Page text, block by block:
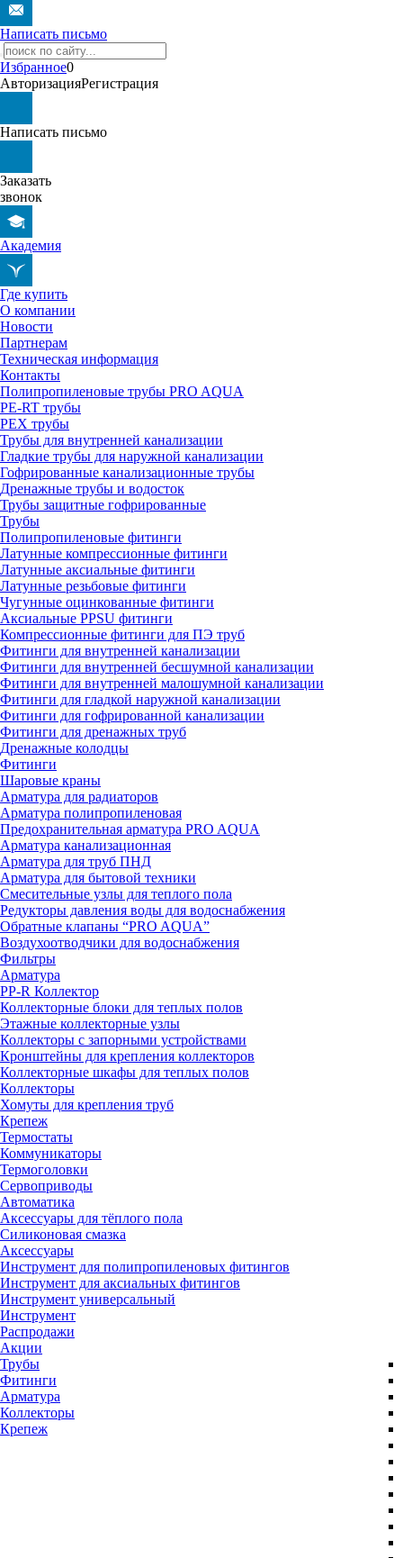
Написать письмо
Избранное0
АвторизацияРегистрация
Написать письмо
Заказать
звонок
Академия
Где купить
О компании
Новости
Партнерам
Техническая информация
Контакты
Полипропиленовые трубы PRO AQUA
PE-RT трубы
PEX трубы
Трубы для внутренней канализации
Гладкие трубы для наружной канализации
Гофрированные канализационные трубы
Дренажные трубы и водосток
Трубы защитные гофрированные
Трубы
Полипропиленовые фитинги
Латунные компрессионные фитинги
Латунные аксиальные фитинги
Латунные резьбовые фитинги
Чугунные оцинкованные фитинги
Аксиальные PPSU фитинги
Компрессионные фитинги для ПЭ труб
Фитинги для внутренней канализации
Фитинги для внутренней бесшумной канализации
Фитинги для внутренней малошумной канализации
Фитинги для гладкой наружной канализации
Фитинги для гофрированной канализации
Фитинги для дренажных труб
Дренажные колодцы
Фитинги
Шаровые краны
Арматура для радиаторов
Арматура полипропиленовая
Предохранительная арматура PRO AQUA
Арматура канализационная
Арматура для труб ПНД
Арматура для бытовой техники
Смесительные узлы для теплого пола
Редукторы давления воды для водоснабжения
Обратные клапаны “PRO AQUA”
Воздухоотводчики для водоснабжения
Фильтры
Арматура
PP-R Коллектор
Коллекторные блоки для теплых полов
Этажные коллекторные узлы
Коллекторы с запорными устройствами
Кронштейны для крепления коллекторов
Коллекторные шкафы для теплых полов
Коллекторы
Хомуты для крепления труб
Крепеж
Термостаты
Коммуникаторы
Термоголовки
Сервоприводы
Автоматика
Аксессуары для тёплого пола
Силиконовая смазка
Аксессуары
Инструмент для полипропиленовых фитингов
Инструмент для аксиальных фитингов
Инструмент универсальный
Инструмент
Распродажи
Акции
Трубы
Фитинги
Арматура
Коллекторы
Крепеж